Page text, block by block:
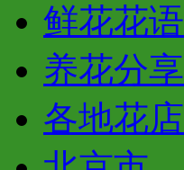
鲜花花语
养花分享
各地花店